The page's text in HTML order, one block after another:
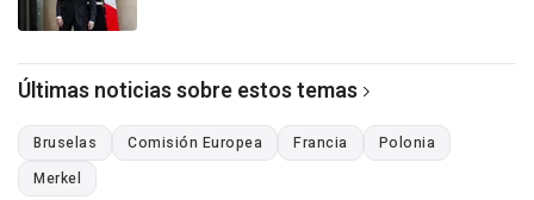
Últimas noticias sobre estos temas
Bruselas Comisión Europea Francia
Polonia
Merkel